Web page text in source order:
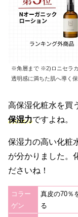
※角層まで ※2)ロニセラカ
透明感に満ちた肌へ導く
高保湿化粧水を買
保湿力ですよね。
保湿力の高い化粧
が分かりました。
ださいね！
コラー
ゲン
真皮の70％
る